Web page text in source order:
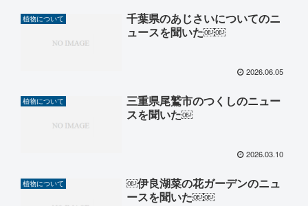
植物について
千葉県のあじさいについてのニ
ュースを聞いた￼￼
2026.06.05
植物について
三重県尾鷲市のつくしのニュー
スを聞いた￼
2026.03.10
植物について
￼伊良湖菜の花ガーデンのニュ
ースを聞いた￼￼